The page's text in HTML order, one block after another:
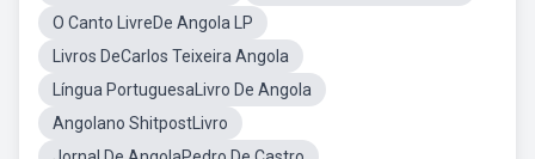
O Canto LivreDe Angola LP
Livros DeCarlos Teixeira Angola
Língua PortuguesaLivro De Angola
Angolano ShitpostLivro